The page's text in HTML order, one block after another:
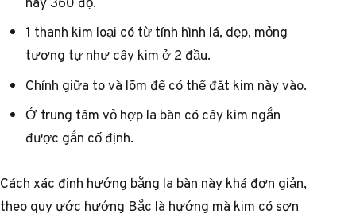
1 thanh kim loại có từ tính hình lá, dẹp, mỏng
tương tự như cây kim ở 2 đầu.
Chính giữa to và lõm để có thể đặt kim này vào.
Ở trung tâm vỏ hợp la bàn có cây kim ngắn
được gắn cố định.
Cách xác định hướng bằng la bàn này khá đơn giản,
theo quy ướchướng Bắclà hướng mà kim có sơn